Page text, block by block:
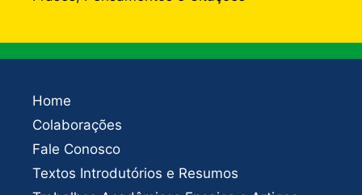
Home
Colaborações
Fale Conosco
Textos Introdutórios e Resumos